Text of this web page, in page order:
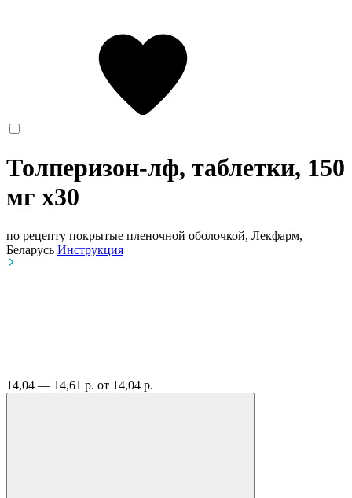
Толперизон-лф, таблетки, 150
мг x30
по рецепту покрытые пленочной оболочкой, Лекфарм,
Беларусь Инструкция
14,04 — 14,61 р. от 14,04 р.